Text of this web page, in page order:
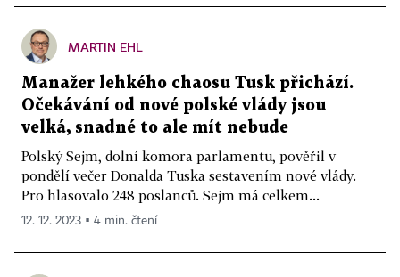
MARTIN EHL
Manažer lehkého chaosu Tusk přichází.
Očekávání od nové polské vlády jsou
velká, snadné to ale mít nebude
Polský Sejm, dolní komora parlamentu, pověřil v
pondělí večer Donalda Tuska sestavením nové vlády.
Pro hlasovalo 248 poslanců. Sejm má celkem...
12. 12. 2023 ▪ 4 min. čtení